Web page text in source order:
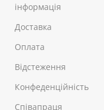
інформація
Доставка
Оплата
Відстеження
Конфеденційність
Співапраця